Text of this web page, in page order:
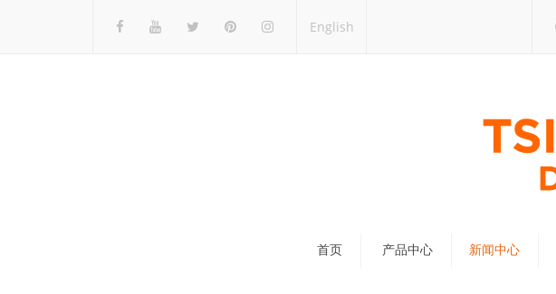
English
首页 产品中心 新闻中心